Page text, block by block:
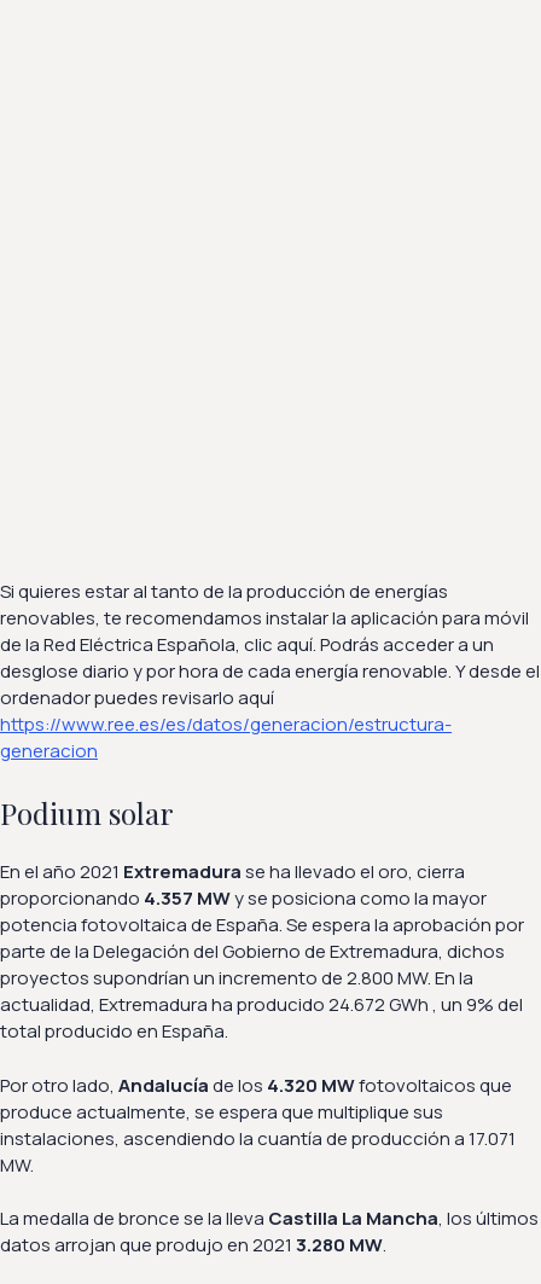
Si quieres estar al tanto de la producción de energías
renovables, te recomendamos instalar la aplicación para móvil
de la Red Eléctrica Española, clic aquí. Podrás acceder a un
desglose diario y por hora de cada energía renovable. Y desde el
ordenador puedes revisarloaquí
https://www.ree.es/es/datos/generacion/estructura-
generacion
Podium solar
En el año 2021 Extremadurase ha llevado el oro, cierra
proporcionando 4.357 MWy se posiciona como la mayor
potencia fotovoltaica de España. Se espera la aprobación por
parte de la Delegación del Gobierno de Extremadura, dichos
proyectos supondrían un incremento de 2.800 MW. En la
actualidad, Extremadura ha producido 24.672 GWh , un 9% del
total producido en España.
Por otro lado, Andalucíade los 4.320 MWfotovoltaicos que
produce actualmente, se espera que multiplique sus
instalaciones, ascendiendo la cuantía de producción a 17.071
MW.
La medalla de bronce se la lleva Castilla La Mancha, los últimos
datos arrojan que produjo en 2021 3.280 MW.